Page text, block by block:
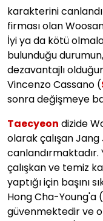
karakterini
firması olan
İyi ya da kötü
bulunduğu
dezavantajlı
Vincenzo Cassano (
sonra değişmeye
Taecyeon dizide
olarak çalışan
canlandırmaktadır.
çalışkan ve temiz
yaptığı için başını
Hong Cha-Young'a (
güvenmektedir ve